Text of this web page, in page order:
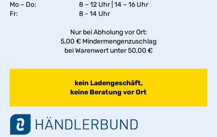
Mo – Do:
8 – 12 Uhr | 14 – 16 Uhr
Fr:
8 - 14 Uhr
Nur bei Abholung vor Ort:
5,00 € Mindermengenzuschlag
bei Warenwert unter 50,00 €
kein Ladengeschäft,
keine Beratung vor Ort